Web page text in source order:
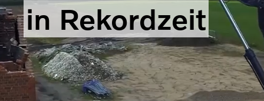
in Rekordzeit